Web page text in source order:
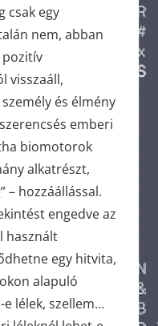
csak egy
nem, abban
visszaáll,
és élmény
emberi
biomotorok
alkatrészt,
– hozzáállással.
engedve az
használt
egy hitvita,
alapuló
lélek, szellem…